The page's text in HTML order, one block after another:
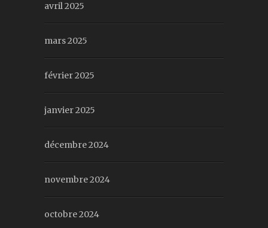
avril 2025
mars 2025
février 2025
janvier 2025
décembre 2024
novembre 2024
octobre 2024